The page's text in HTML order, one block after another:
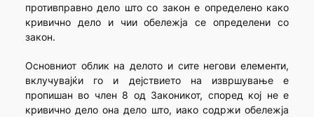
противправно дело што со закон е определено како
кривично дело и чии обележја се определени со
закон.
Основниот облик на делото и сите негови елементи,
вклучувајќи го и дејствието на извршување е
пропишан во член 8 од Законикот, според кој не е
кривично дело она дело што, иако содржи обележја